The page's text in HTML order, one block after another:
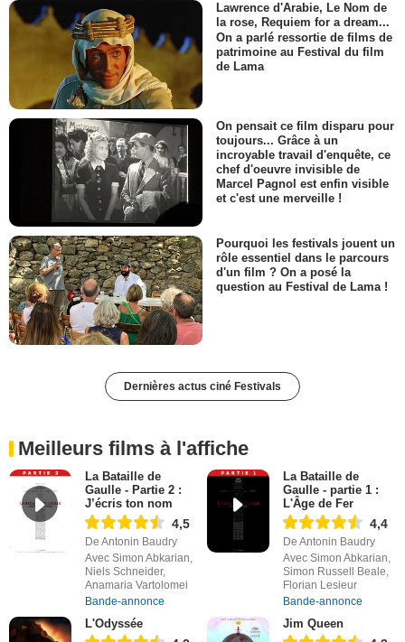
Lawrence d'Arabie, Le Nom de
la rose, Requiem for a dream...
On a parlé ressortie de films de
patrimoine au Festival du film
de Lama
On pensait ce film disparu pour
toujours... Grâce à un
incroyable travail d'enquête, ce
chef d'oeuvre invisible de
Marcel Pagnol est enfin visible
et c'est une merveille !
Pourquoi les festivals jouent un
rôle essentiel dans le parcours
d'un film ? On a posé la
question au Festival de Lama !
Dernières actus ciné Festivals
Meilleurs films à l'affiche
La Bataille de
Gaulle - Partie 2 :
J’écris ton nom
4,5
De Antonin Baudry
Avec Simon Abkarian,
Niels Schneider,
Anamaria Vartolomei
Bande-annonce
La Bataille de
Gaulle - partie 1 :
L'Âge de Fer
4,4
De Antonin Baudry
Avec Simon Abkarian,
Simon Russell Beale,
Florian Lesieur
Bande-annonce
L'Odyssée Jim Queen